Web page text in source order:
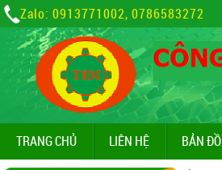
Zalo: 0913771002, 0786583272
TRANG CHỦ LIÊN HỆ BẢN ĐỒ